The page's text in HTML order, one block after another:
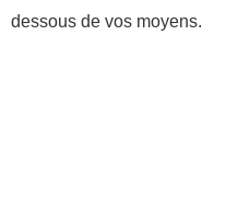
dessous de vos moyens.